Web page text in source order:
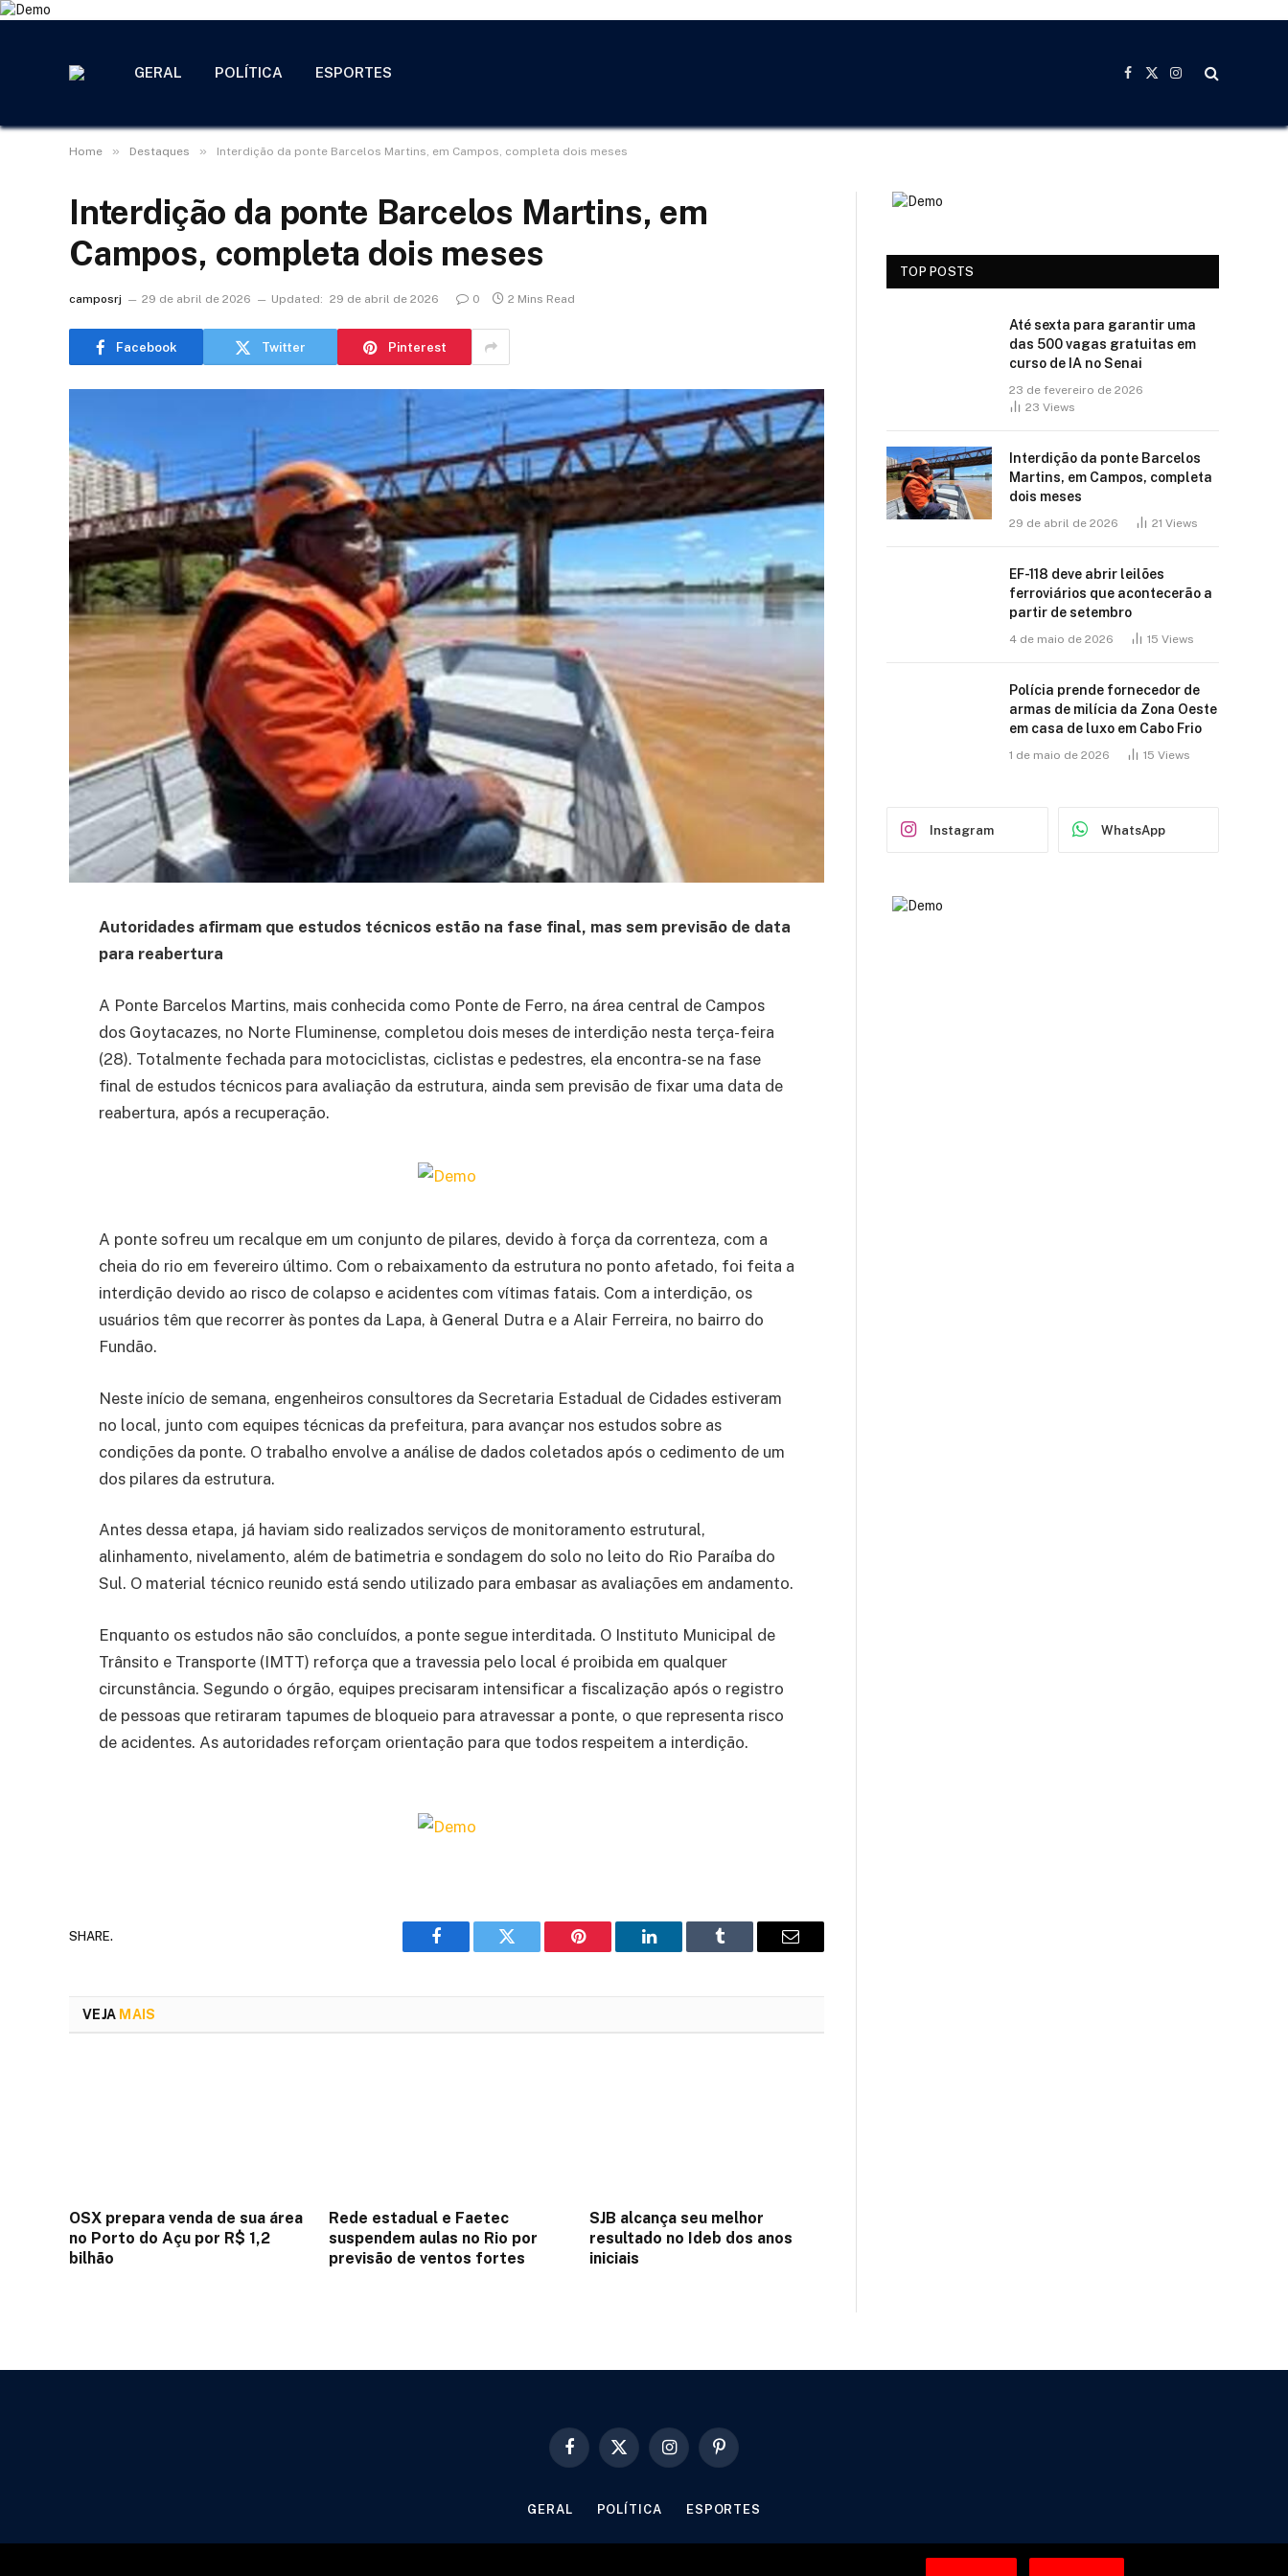
GERAL POLÍTICA ESPORTES
Facebook
X
Instagram
Home » Destaques » Interdição da ponte Barcelos Martins, em Campos, completa dois meses
Interdição da ponte Barcelos Martins, em
Campos, completa dois meses
camposrj 29 de abril de 2026 Updated: 29 de abril de 2026 0 2 Mins Read
Facebook Twitter Pinterest
Autoridades afirmam que estudos técnicos estão na fase final, mas sem previsão de data
para reabertura
A Ponte Barcelos Martins, mais conhecida como Ponte de Ferro, na área central de Campos
dos Goytacazes, no Norte Fluminense, completou dois meses de interdição nesta terça-feira
(28). Totalmente fechada para motociclistas, ciclistas e pedestres, ela encontra-se na fase
final de estudos técnicos para avaliação da estrutura, ainda sem previsão de fixar uma data de
reabertura, após a recuperação.
A ponte sofreu um recalque em um conjunto de pilares, devido à força da correnteza, com a
cheia do rio em fevereiro último. Com o rebaixamento da estrutura no ponto afetado, foi feita a
interdição devido ao risco de colapso e acidentes com vítimas fatais. Com a interdição, os
usuários têm que recorrer às pontes da Lapa, à General Dutra e a Alair Ferreira, no bairro do
Fundão.
Neste início de semana, engenheiros consultores da Secretaria Estadual de Cidades estiveram
no local, junto com equipes técnicas da prefeitura, para avançar nos estudos sobre as
condições da ponte. O trabalho envolve a análise de dados coletados após o cedimento de um
dos pilares da estrutura.
Antes dessa etapa, já haviam sido realizados serviços de monitoramento estrutural,
alinhamento, nivelamento, além de batimetria e sondagem do solo no leito do Rio Paraíba do
Sul. O material técnico reunido está sendo utilizado para embasar as avaliações em andamento.
Enquanto os estudos não são concluídos, a ponte segue interditada. O Instituto Municipal de
Trânsito e Transporte (IMTT) reforça que a travessia pelo local é proibida em qualquer
circunstância. Segundo o órgão, equipes precisaram intensificar a fiscalização após o registro
de pessoas que retiraram tapumes de bloqueio para atravessar a ponte, o que representa risco
de acidentes. As autoridades reforçam orientação para que todos respeitem a interdição.
SHARE.
Facebook Twitter Pinterest LinkedIn Tumblr Email
VEJA MAIS
OSX prepara venda de sua área
no Porto do Açu por R$ 1,2
bilhão
Rede estadual e Faetec
suspendem aulas no Rio por
previsão de ventos fortes
SJB alcança seu melhor
resultado no Ideb dos anos
iniciais
TOP POSTS
Até sexta para garantir uma
das 500 vagas gratuitas em
curso de IA no Senai
23 de fevereiro de 2026
23 Views
Interdição da ponte Barcelos
Martins, em Campos, completa
dois meses
29 de abril de 2026 21 Views
EF-118 deve abrir leilões
ferroviários que acontecerão a
partir de setembro
4 de maio de 2026 15 Views
Polícia prende fornecedor de
armas de milícia da Zona Oeste
em casa de luxo em Cabo Frio
1 de maio de 2026 15 Views
Instagram WhatsApp
Facebook
X
InstagramPinterest
GERAL POLÍTICA ESPORTES